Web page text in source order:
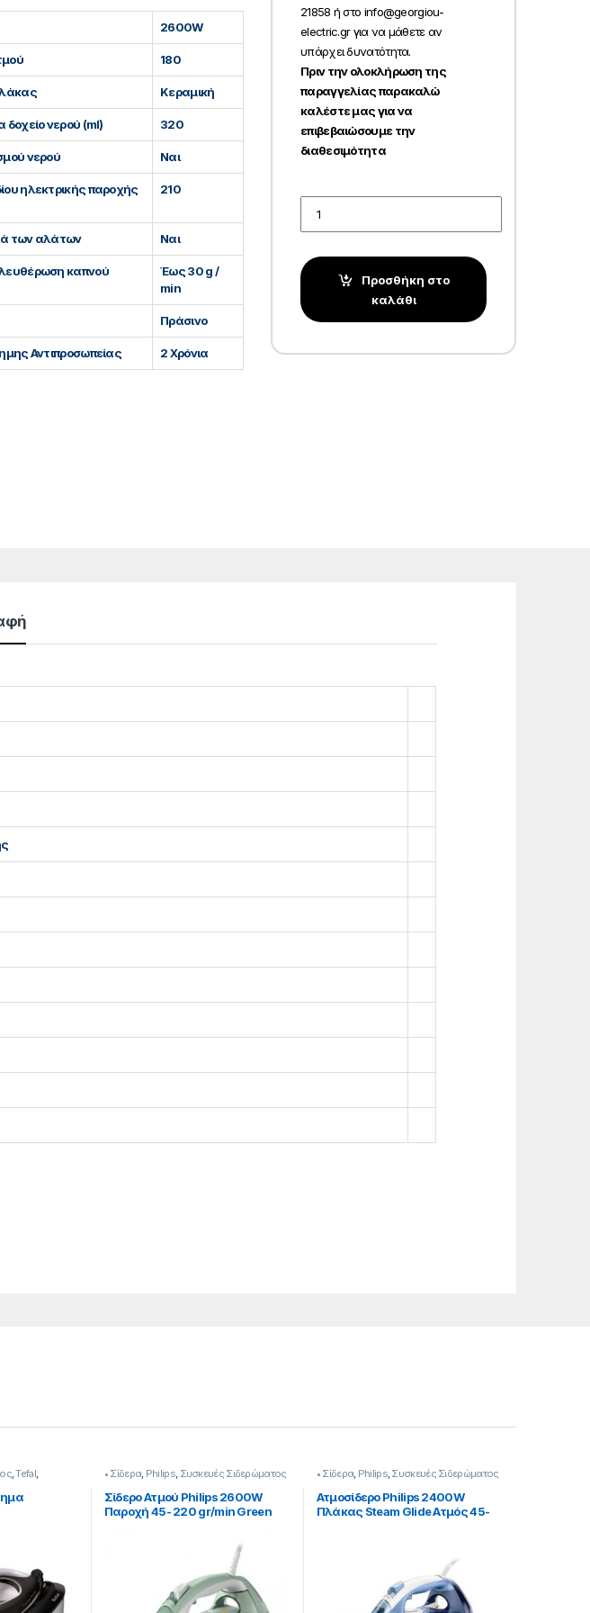
2600W
180
Κεραμική
δοχείο νερού (ml) 320
νερού Ναι
ηλεκτρικής παροχής
210
των αλάτων Ναι
καπνού
Έως 30 g /
min
Πράσινο
Αντιπροσωπείας 2 Χρόνια
21858 ή στο info@georgiou-
electric.gr για να μάθετε αν
υπάρχει δυνατότητα.
Πριν την ολοκλήρωση της
παραγγελίας παρακαλώ
καλέστε μας για να
επιβεβαιώσουμε την
διαθεσιμότητα
Προσθήκη στο
καλάθι
,Tefal, • Σίδερα, Philips, Συσκευές Σιδερώματος
Σίδερο Ατμού Philips 2600W
Παροχή 45- 220 gr/min Green
• Σίδερα, Philips,Συσκευές Σιδερώματος
Ατμοσίδερο Philips 2400W
Πλάκας Steam Glide Ατμός 45-